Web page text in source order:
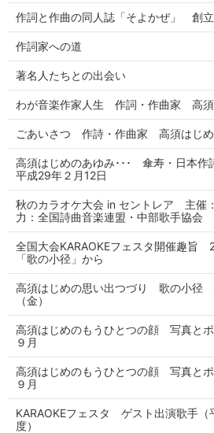
作詞と作曲の同人誌「そよかぜ」 創
作詞家への道
著名人たちとの出会い
わが音楽作家人生 作詞・作曲家 高須
ごあいさつ 作詩・作曲家 高須はじめ
高須はじめのあゆみ･･･ 傘寿・日本作
平成29年２月12日
秋のカラオケ大会 in セントレア 主催
力：全国詩曲音楽連盟・中部歌手協会
全国大会KARAOKEフェスタ開催趣旨
「歌の小径」から
高須はじめの思い出つづり 歌の小径
（金）
高須はじめのもうひとつの顔 写真と
９月
高須はじめのもうひとつの顔 写真と
９月
KARAOKEフェスタ ゲスト出演歌手（
度）